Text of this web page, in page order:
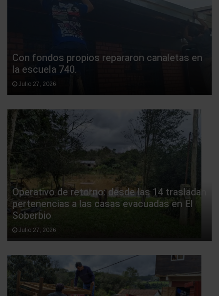
Con fondos propios repararon canaletas en
la escuela 740.
Julio 27, 2026
Operativo de retorno: desde las 14 trasladan
pertenencias a las casas evacuadas en El
Soberbio
Julio 27, 2026